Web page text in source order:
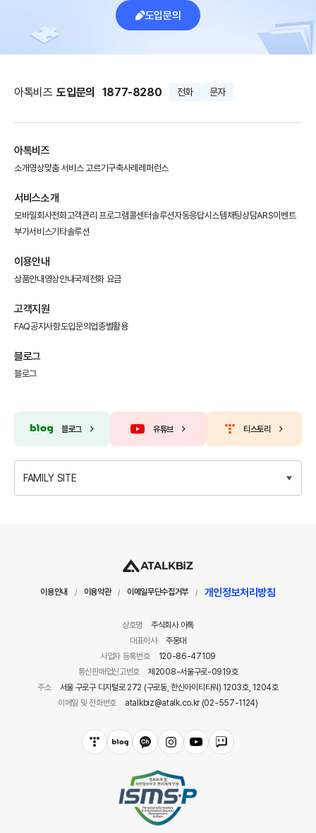
도입문의
아톡비즈 도입문의 1877-8280 전화 문자
아톡비즈
소개영상맞춤 서비스 고르기구축사례 레퍼런스
서비스소개
모바일회사전화고객관리 프로그램콜센터솔루션자동응답시스템채팅상담ARS이벤트
부가서비스기타솔루션
이용안내
상품안내 영상안내국제전화 요금
고객지원
FAQ공지사항도입문의 업종별활용
블로그
블로그
블로그 유튜브 티스토리
FAMILY SITE
이용안내 / 이용약관 / 이메일무단수집거부 / 개인정보처리방침
상호명
주식회사 아톡
대표이사
주웅대
사업자 등록번호
120-86-47109
통신판매업신고번호
제2008-서울구로-0919호
주소
서울 구로구 디지털로 272 (구로동, 한신아이티타워) 1203호, 1204호
이메일 및 전화번호
atalkbiz@atalk.co.kr (02-557-1124)